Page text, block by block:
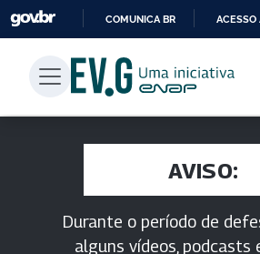
PARA
CONTEÚDO
COMUNICA BR ACESSO
AVISO:
Durante o período de
alguns vídeos, podcasts